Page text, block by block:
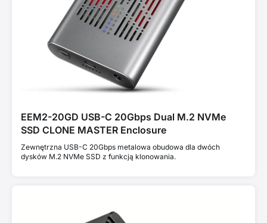
EEM2-20GD USB-C 20Gbps Dual M.2 NVMe
SSD CLONE MASTER Enclosure
Zewnętrzna USB-C 20Gbps metalowa obudowa dla dwóch
dysków M.2 NVMe SSD z funkcją klonowania.